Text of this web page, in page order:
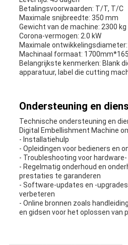
Betalingsvoorwaarden: T/T, T/C
Maximale snijbreedte: 350 mm
Gewicht van de machine: 2300 kg
Corona-vermogen: 2.0 kW
Maximale
Machinaal formaat:
Belangrijkste kenmerken: Blank
apparatuur, label die cutting
Ondersteuning en
Technische ondersteuning en
Digital Embellishment Machine
- Installatiehulp
- Opleidingen voor bedieners en
- Troubleshooting voor
- Regelmatig onderhoud en
prestaties te garanderen
- Software-updates en -
verbeteren
- Online bronnen zoals
en gidsen voor het oplossen van